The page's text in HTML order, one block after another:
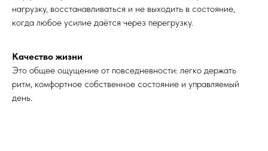
нагрузку, восстанавливаться и не выходить в состояние,
когда любое усилие даётся через перегрузку.
Качество жизни
Это общее ощущение от повседневности: легко держать
ритм, комфортное собственное состояние и управляемый
день.